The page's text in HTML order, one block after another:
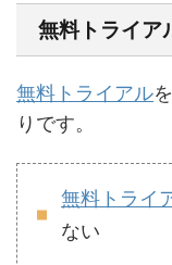
無料トライア
無料トライアル
りです。
無料トライ
ない